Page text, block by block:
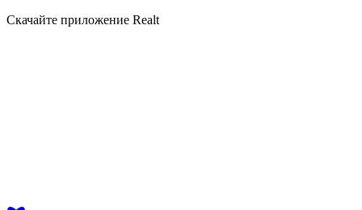
Скачайте приложение Realt